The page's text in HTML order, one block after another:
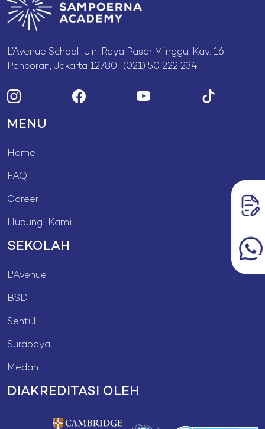
L’Avenue School Jln. Raya Pasar Minggu, Kav. 16
Pancoran, Jakarta 12780 (021) 50 222 234
MENU
Home
FAQ
Career
Hubungi Kami
SEKOLAH
L'Avenue
BSD
Sentul
Surabaya
Medan
DIAKREDITASI OLEH